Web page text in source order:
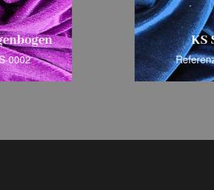
KS Samt
Referenz : S-0003